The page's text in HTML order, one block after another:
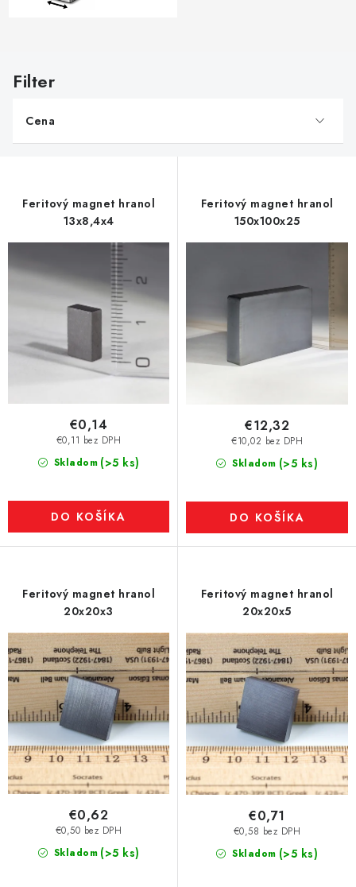
ý
s
d
u
v
Cena
Feritový magnet hranol
13x8,4x4
Skladom (>5 ks)
€0,11 bez DPH
€0,14
DO KOŠÍKA
Feritový magnet hranol
150x100x25
Skladom (>5 ks)
€10,02 bez DPH
€12,32
DO KOŠÍKA
Feritový magnet hranol
20x20x3
Skladom (>5 ks)
€0,50 bez DPH
€0,62
Feritový magnet hranol
20x20x5
Skladom (>5 ks)
€0,58 bez DPH
€0,71